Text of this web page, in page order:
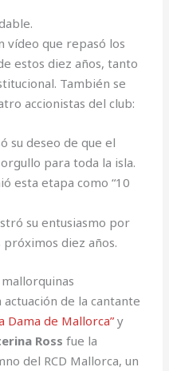
vídeo que repasó los
estos diez años, tanto
También se
accionistas del club:
su deseo de que el
para toda la isla.
esta etapa como “10
su entusiasmo por
diez años.
de la cantante
Dama de Mallorca” y
Ross fue la
del RCD Mallorca, un